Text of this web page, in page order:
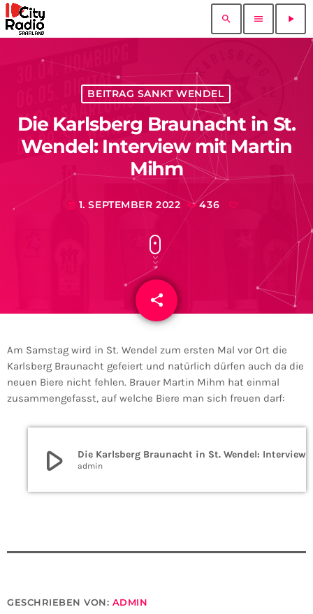
search menu play_arrow
BEITRAG SANKT WENDEL
Die Karlsberg Braunacht in St.
Wendel: Interview mit Martin
Mihm
today 1. SEPTEMBER 2022 436
share
email
Am Samstag wird in St. Wendel zum ersten Mal vor Ort die
Karlsberg Braunacht gefeiert und natürlich dürfen auch da die
neuen Biere nicht fehlen. Brauer Martin Mihm hat einmal
zusammengefasst, auf welche Biere man sich freuen darf:
play_arrow admin
GESCHRIEBEN VON: ADMIN